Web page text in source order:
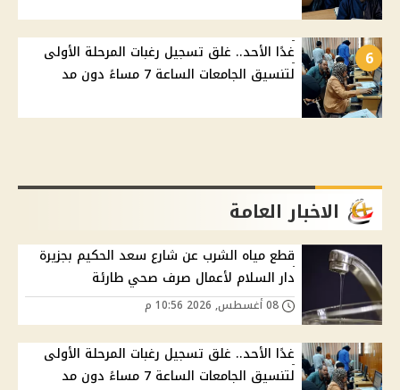
6
غدًا الأحد.. غلق تسجيل رغبات المرحلة الأولى
لتنسيق الجامعات الساعة 7 مساءً دون مد
الاخبار العامة
قطع مياه الشرب عن شارع سعد الحكيم بجزيرة
دار السلام لأعمال صرف صحي طارئة
غدًا الأحد.. غلق تسجيل رغبات المرحلة الأولى
لتنسيق الجامعات الساعة 7 مساءً دون مد